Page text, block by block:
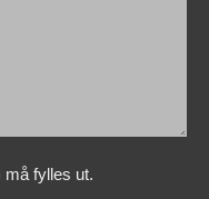
må fylles ut.